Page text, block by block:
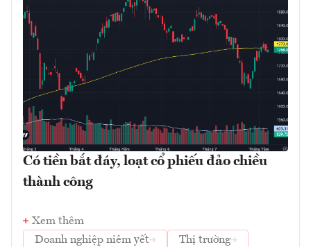
Có tiền bắt đáy, loạt cổ phiếu đảo chiều
thành công
Xem thêm
Doanh nghiệp niêm yết
Thị trường